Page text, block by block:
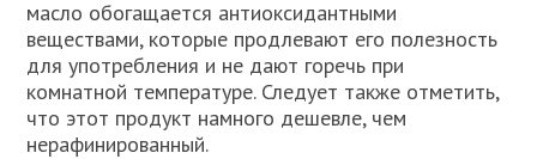
масло обогащается антиоксидантными
веществами, которые продлевают его полезность
для употребления и не дают горечь при
комнатной температуре. Следует также отметить,
что этот продукт намного дешевле, чем
нерафинированный.